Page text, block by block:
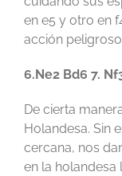
en e5 y otro en
acción
6.Ne2 Bd6 7.
De cierta
Holandesa. Sin
cercana, nos
en la holandesa